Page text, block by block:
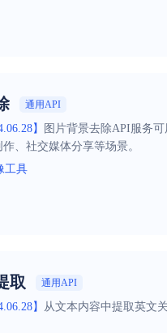
通用API
】
图片背景去除API服务
、社交媒体分享等场景。
工具
取 通用API
】 从文本内容中提取英文